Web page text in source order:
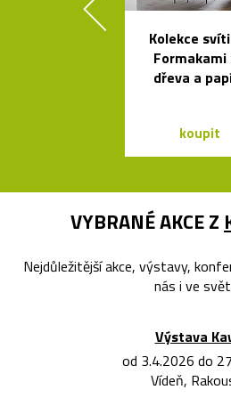
Kolekce
Formakami
dřeva a
koupit
VYBRANÉ AKCE Z
Nejdůležitější akce, výstavy,
nás i ve
Výstava
od 3.4.2026 do
Vídeň,